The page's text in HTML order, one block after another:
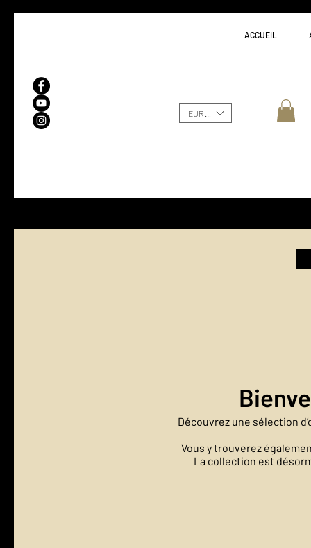
ACCUEIL
EUR (€)
Découvrez une sélection
Vous y trouverez
La collection est